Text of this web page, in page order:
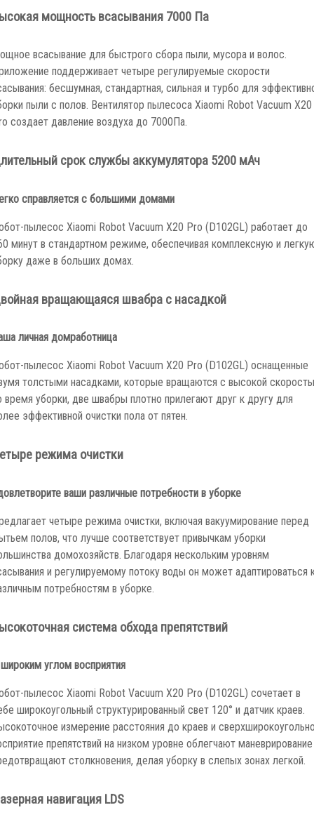
мощность всасывания 7000 Па
всасывание для быстрого сбора пыли, мусора и волос.
поддерживает четыре регулируемые скорости
бесшумная, стандартная, сильная и турбо для
пыли с полов. Вентилятор пылесоса Xiaomi Robot Vacuum X20
создает давление воздуха до 7000Па.
срок службы аккумулятора 5200 мАч
справляется с большими домами
пылесос Xiaomi Robot Vacuum X20 Pro (D102GL) работает до
минут в стандартном режиме, обеспечивая комплексную и
даже в больших домах.
вращающаяся швабра с насадкой
личная домработница
пылесос Xiaomi Robot Vacuum X20 Pro (D102GL) оснащенные
толстыми насадками, которые вращаются с высокой
время уборки, две швабры плотно прилегают друг к другу для
эффективной очистки пола от пятен.
режима очистки
ваши различные потребности в уборке
четыре режима очистки, включая вакуумирование перед
полов, что лучше соответствует привычкам уборки
домохозяйств. Благодаря нескольким уровням
и регулируемому потоку воды он может адаптироваться
потребностям в уборке.
система обхода препятствий
углом восприятия
пылесос Xiaomi Robot Vacuum X20 Pro (D102GL) сочетает в
широкоугольный структурированный свет 120° и датчик краев.
измерение расстояния до краев и
препятствий на низком уровне облегчают
столкновения, делая уборку в слепых зонах легкой.
навигация LDS